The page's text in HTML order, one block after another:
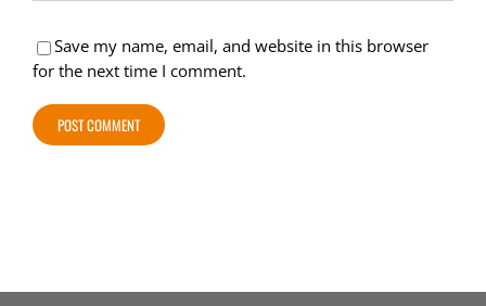
Save my name, email, and website in this browser
for the next time I comment.